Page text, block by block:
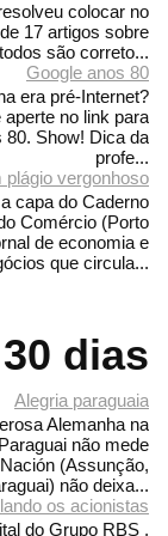
colocar no
17 artigos sobre
são correto...
Google anos 80
era pré-Internet?
no link para
Show! Dica da
profe...
plágio vergonhoso
capa do Caderno
Comércio (Porto
de economia e
que circula...
dias
Alegria paraguaia
Alemanha na
não mede
(Assunção,
não deixa...
os acionistas
do Grupo RBS ,